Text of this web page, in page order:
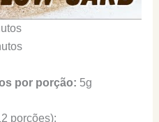
por porção: 5g
porções):